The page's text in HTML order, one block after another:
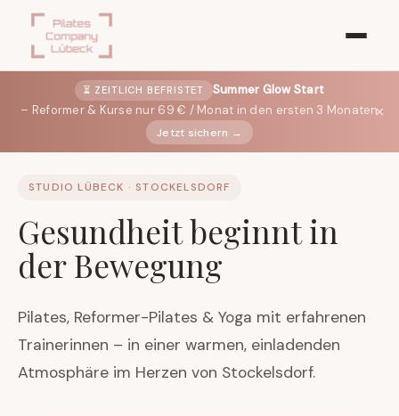
⏳ ZEITLICH BEFRISTET
Summer Glow Start
– Reformer & Kurse nur 69 € / Monat in den ersten 3 Monaten
Jetzt sichern →
×
STUDIO LÜBECK · STOCKELSDORF
Gesundheit beginnt in
der Bewegung
Pilates, Reformer-Pilates & Yoga mit erfahrenen
Trainerinnen – in einer warmen, einladenden
Atmosphäre im Herzen von Stockelsdorf.